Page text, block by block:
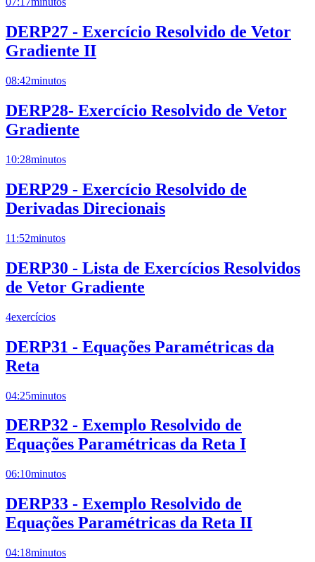
DERP27 - Exercício Resolvido de Vetor
Gradiente II
08:42minutos
DERP28- Exercício Resolvido de Vetor
Gradiente
10:28minutos
DERP29 - Exercício Resolvido de
Derivadas Direcionais
11:52minutos
DERP30 - Lista de Exercícios Resolvidos
de Vetor Gradiente
4exercícios
DERP31 - Equações Paramétricas da
Reta
04:25minutos
DERP32 - Exemplo Resolvido de
Equações Paramétricas da Reta I
06:10minutos
DERP33 - Exemplo Resolvido de
Equações Paramétricas da Reta II
04:18minutos